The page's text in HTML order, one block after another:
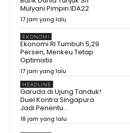
Mulyani Pimpin IDA22
17 jam yang lalu
EKONOMI
Ekonomi RI Tumbuh 5,29
Persen, Menkeu Tetap
Optimistis
17 jam yang lalu
HEADLINE
Garuda di Ujung Tanduk!
Duel Kontra Singapura
Jadi Penentu...
18 jam yang lalu